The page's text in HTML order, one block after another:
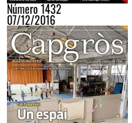
Número 1432
07/12/2016